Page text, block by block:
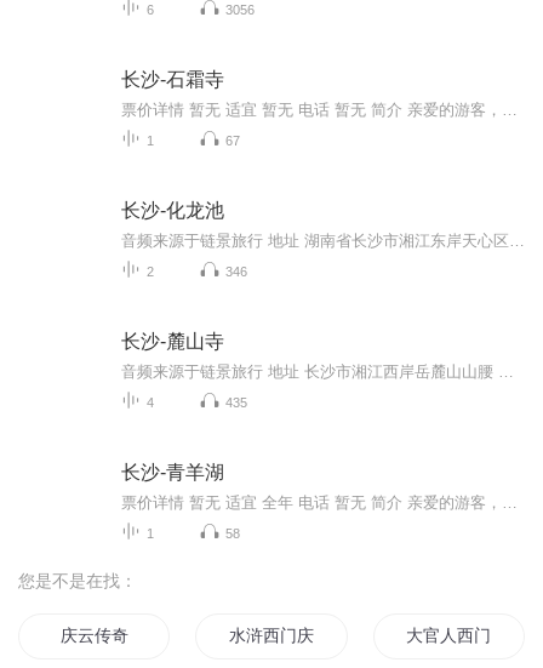
6 3056
长沙-石霜寺
1 67
长沙-化龙池
2 346
长沙-麓山寺
4 435
长沙-青羊湖
1 58
您是不是在找：
庆云传奇 水浒西门庆 大官人西门庆